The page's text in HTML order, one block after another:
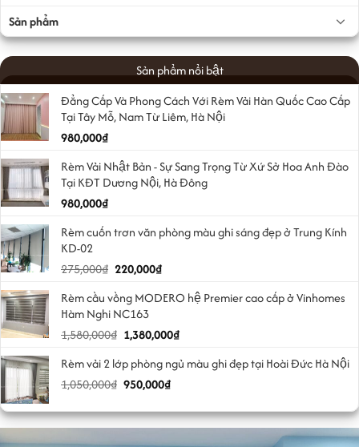
Sản phẩm
Sản phẩm nổi bật
Đẳng Cấp Và Phong Cách Với Rèm Vải Hàn Quốc Cao Cấp
Tại Tây Mỗ, Nam Từ Liêm, Hà Nội
980,000₫
Rèm Vải Nhật Bản - Sự Sang Trọng Từ Xứ Sở Hoa Anh Đào
Tại KĐT Dương Nội, Hà Đông
980,000₫
Rèm cuốn trơn văn phòng màu ghi sáng đẹp ở Trung Kính
KD-02
275,000₫ Giá
là:
275,000₫.
220,000₫Giá
tại
220,000₫.
Rèm cầu vồng MODERO hệ Premier cao cấp ở Vinhomes
Hàm Nghi NC163
1,580,000₫ Giá
là:
1,580,000₫.
1,380,000₫Giá
tại
Rèm vải 2 lớp phòng ngủ màu ghi đẹp tại Hoài Đức Hà Nội
1,050,000₫ Giá
là:
1,050,000₫.
950,000₫Giá
tại
là: